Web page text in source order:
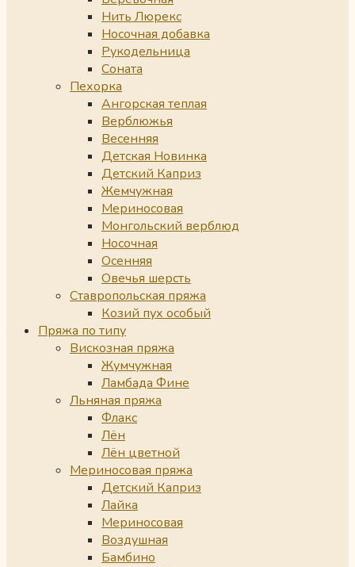
Нить Люрекс
Носочная добавка
Рукодельница
Соната
Пехорка
Ангорская теплая
Верблюжья
Весенняя
Детская Новинка
Детский Каприз
Жемчужная
Мериносовая
Монгольский верблюд
Носочная
Осенняя
Овечья шерсть
Ставропольская пряжа
Козий пух особый
Пряжа по типу
Вискозная пряжа
Жумчужная
Ламбада Фине
Льняная пряжа
Флакс
Лён
Лён цветной
Мериносовая пряжа
Детский Каприз
Лайка
Мериносовая
Воздушная
Бамбино